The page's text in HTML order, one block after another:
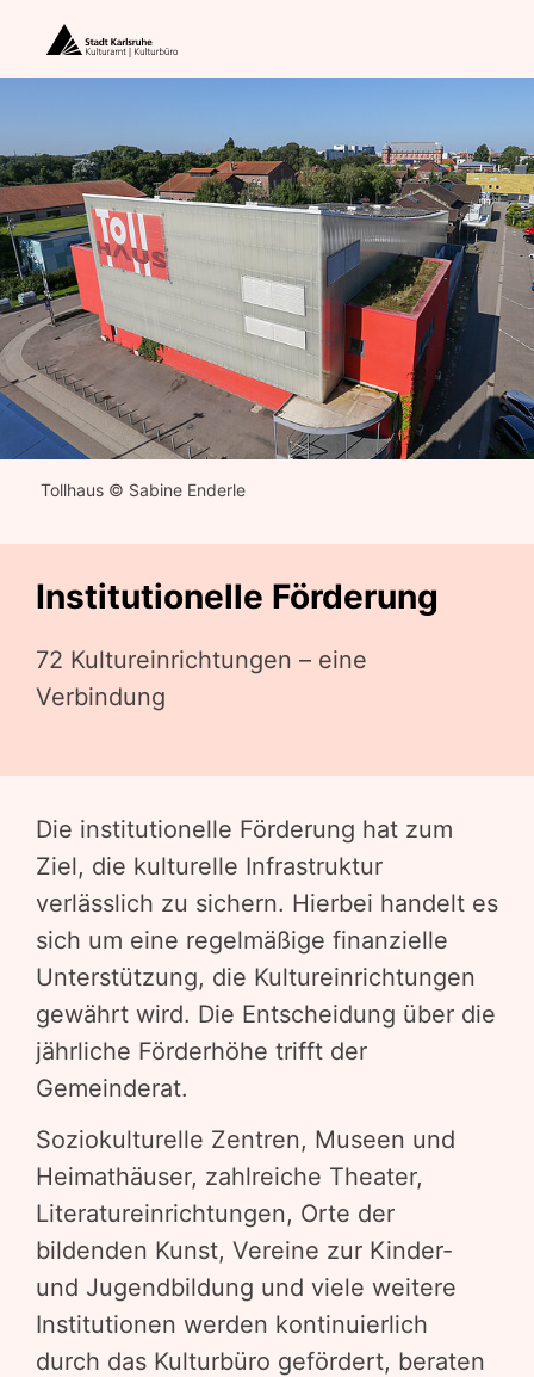
Institutionelle Förderung
72 Kultureinrichtungen – eine
Verbindung
Tollhaus © Sabine Enderle
Die institutionelle Förderung hat zum
Ziel, die kulturelle Infrastruktur
verlässlich zu sichern. Hierbei handelt es
sich um eine regelmäßige finanzielle
Unterstützung, die Kultureinrichtungen
gewährt wird. Die Entscheidung über die
jährliche Förderhöhe trifft der
Gemeinderat.
Soziokulturelle Zentren, Museen und
Heimathäuser, zahlreiche Theater,
Literatureinrichtungen, Orte der
bildenden Kunst, Vereine zur Kinder-
und Jugendbildung und viele weitere
Institutionen werden kontinuierlich
durch das Kulturbüro gefördert, beraten